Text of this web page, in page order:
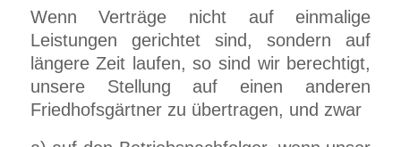
Wenn Verträge nicht auf einmalige
Leistungen gerichtet sind, sondern auf
längere Zeit laufen, so sind wir berechtigt,
unsere Stellung auf einen anderen
Friedhofsgärtner zu übertragen, und zwar